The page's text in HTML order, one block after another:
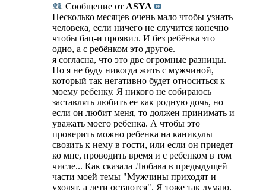
Сообщение от ASYA
Несколько месяцев очень мало чтобы узнать
человека, если ничего не случится конечно
чтобы бац-и проявил. И без ребёнка это
одно, а с ребёнком это другое.
я согласна, что это две огромные разницы.
Но я не буду никогда жить с мужчиной,
который так негативно будет относиться к
моему ребенку. Я никого не собираюсь
заставлять любить ее как родную дочь, но
если он любит меня, то должен принимать и
уважать моего ребенка. А чтобы это
проверить можно ребенка на каникулы
свозить к нему в гости, или если он приедет
ко мне, проводить время и с ребенком в том
числе... Как сказала Любава в предыдущей
части моей темы "Мужчины приходят и
уходят, а дети остаются". Я тоже так думаю.